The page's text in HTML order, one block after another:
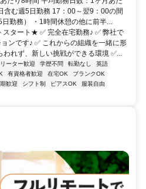
む週5日勤務 17：00～翌9：00の間
勤務） ・1時間休憩の他に前半...
タート★ ✅ 完全在宅勤務♪ ✅ 弊社で
ンです♪ ✅ これからの組織を一緒に形
われず、新しい挑戦ができる環境 ✅...
ーター歓迎 学歴不問 転勤なし
英語
有資格者歓迎 在宅OK
ブランクOK
歓迎 シフト制 ピアスOK
服装自由